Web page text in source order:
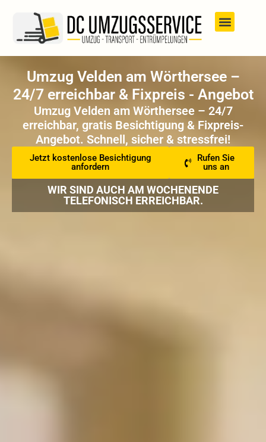
Umzug Velden am Wörthersee –
24/7 erreichbar & Fixpreis - Angebot
Umzug Velden am Wörthersee – 24/7
erreichbar, gratis Besichtigung & Fixpreis-
Angebot. Schnell, sicher & stressfrei!
Jetzt kostenlose Besichtigung
anfordern
Rufen Sie
uns an
WIR SIND AUCH AM WOCHENENDE
TELEFONISCH ERREICHBAR.